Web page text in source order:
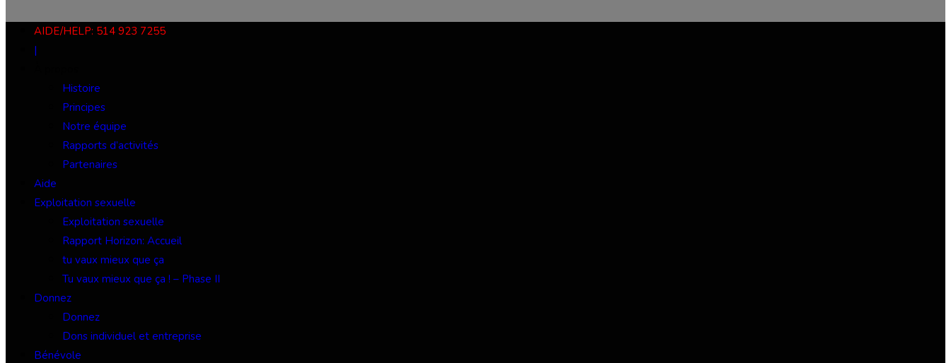
AIDE/HELP: 514 923 7255
|
Histoire
Principes
Notre équipe
Rapports d’activités
Partenaires
Aide
Exploitation sexuelle
Exploitation sexuelle
Rapport Horizon: Accueil
tu vaux mieux que ça
Tu vaux mieux que ça ! – Phase II
Donnez
Donnez
Dons individuel et entreprise
Bénévole